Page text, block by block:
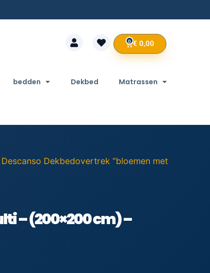
€ 0,00
0
bedden Dekbed Matrassen
Dekbedovertrek “bloemen met
– (200×200 cm) –